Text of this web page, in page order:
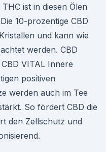
ist in diesen Ölen
10-prozentige CBD
und kann wie
werden. CBD
VITAL Innere
positiven
werden auch im Tee
So fördert CBD die
den Zellschutz und